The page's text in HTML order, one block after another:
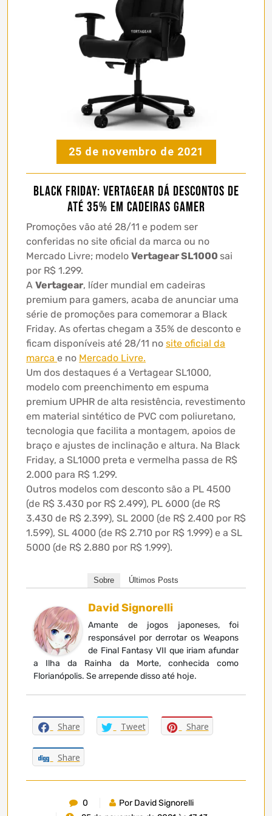
25 de novembro de 2021
Black Friday: Vertagear dá descontos de
até 35% em cadeiras gamer
Promoções vão até 28/11 e podem ser
conferidas no site oficial da marca ou no
Mercado Livre; modelo Vertagear SL1000 sai
por R$ 1.299.
A Vertagear, líder mundial em cadeiras
premium para gamers, acaba de anunciar uma
série de promoções para comemorar a Black
Friday. As ofertas chegam a 35% de desconto e
ficam disponíveis até 28/11 no site oficial da
marca e no Mercado Livre.
Um dos destaques é a Vertagear SL1000,
modelo com preenchimento em espuma
premium UPHR de alta resistência, revestimento
em material sintético de PVC com poliuretano,
tecnologia que facilita a montagem, apoios de
braço e ajustes de inclinação e altura. Na Black
Friday, a SL1000 preta e vermelha passa de R$
2.000 para R$ 1.299.
Outros modelos com desconto são a PL 4500
(de R$ 3.430 por R$ 2.499), PL 6000 (de R$
3.430 de R$ 2.399), SL 2000 (de R$ 2.400 por R$
1.599), SL 4000 (de R$ 2.710 por R$ 1.999) e a SL
5000 (de R$ 2.880 por R$ 1.999).
Sobre Últimos Posts
David Signorelli
Amante de jogos japoneses, foi
responsável por derrotar os Weapons
de Final Fantasy VII que iriam afundar
a Ilha da Rainha da Morte, conhecida como
Florianópolis. Se arrepende disso até hoje.
Share Tweet Share
Share
0
Por David Signorelli